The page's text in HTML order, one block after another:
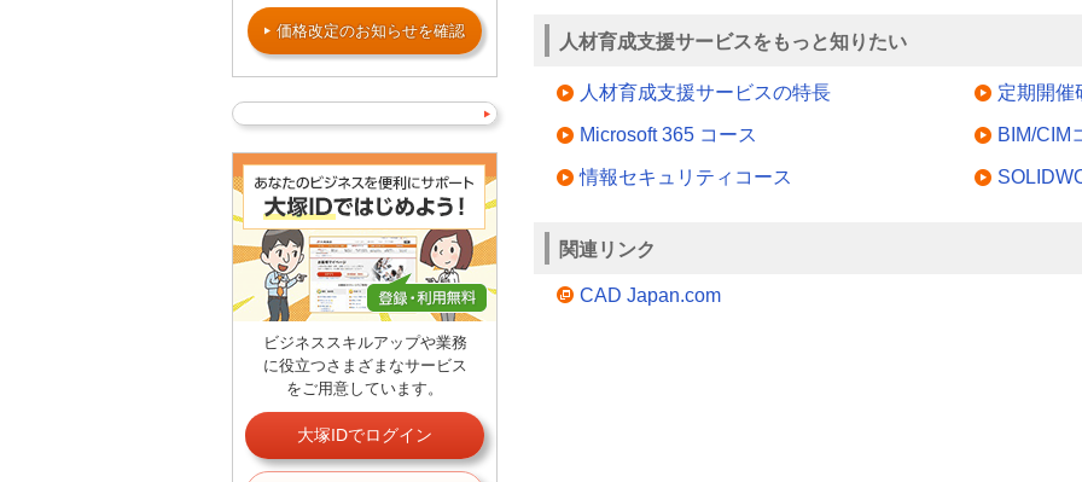
人材育成支援サービスをもっと知りたい
人材育成支援サービスの特長 定期開催
Microsoft 365 コース BIM/CIM
情報セキュリティコース
関連リンク
CAD Japan.com
価格改定のお知らせを確認
ビジネススキルアップや業務
に役立つさまざまなサービス
をご用意しています。
大塚IDでログイン